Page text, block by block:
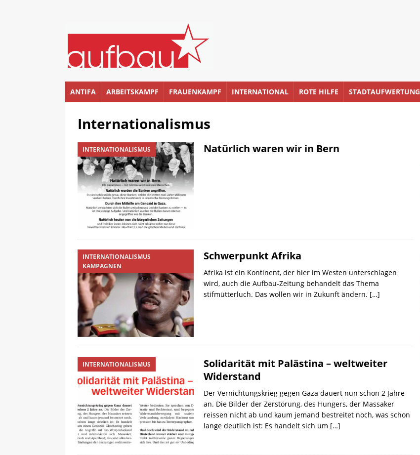
ANTIFA ARBEITSKAMPF FRAUENKAMPF INTERNATIONAL ROTE HILFE STADTAUFWERTUNG
Internationalismus
INTERNATIONALISMUS Natürlich waren wir in Bern
INTERNATIONALISMUS
KAMPAGNEN
Schwerpunkt Afrika
Afrika ist ein Kontinent, der hier im Westen unterschlagen
wird, auch die Aufbau-Zeitung behandelt das Thema
stifmütterluch. Das wollen wir in Zukunft ändern. […]
INTERNATIONALISMUS
Solidarität mit Palästina – weltweiter
Widerstand
Der Vernichtungskrieg gegen Gaza dauert nun schon 2 Jahre
an. Die Bilder der Zerstörung, des Hungers, der Massaker
reissen nicht ab und kaum jemand bestreitet noch, was schon
lange deutlich ist: Es handelt sich um […]